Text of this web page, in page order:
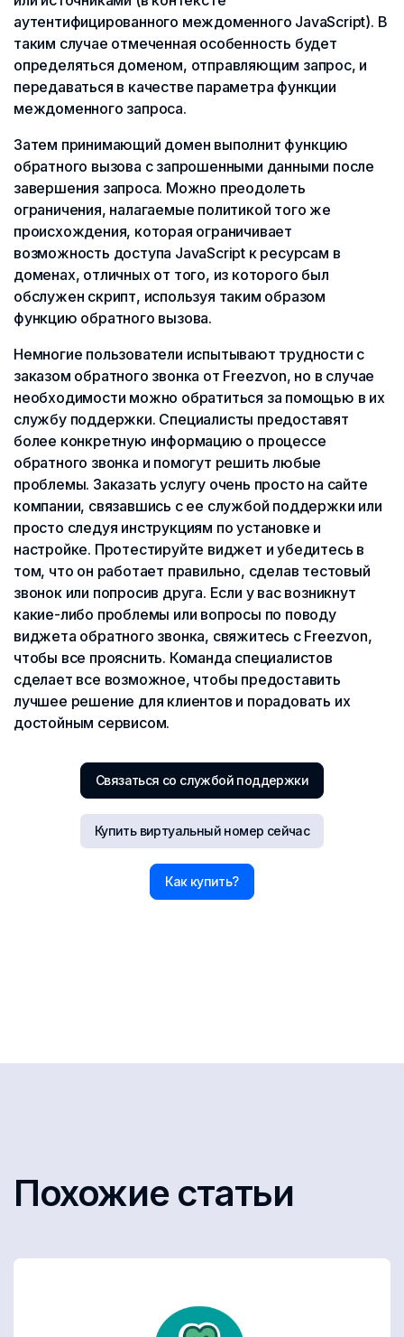
аутентифицированного междоменного JavaScript). В
таким случае отмеченная особенность будет
определяться доменом, отправляющим запрос, и
передаваться в качестве параметра функции
междоменного запроса.
Затем принимающий домен выполнит функцию
обратного вызова с запрошенными данными после
завершения запроса. Можно преодолеть
ограничения, налагаемые политикой того же
происхождения, которая ограничивает
возможность доступа JavaScript к ресурсам в
доменах, отличных от того, из которого был
обслужен скрипт, используя таким образом
функцию обратного вызова.
Немногие пользователи испытывают трудности с
заказом обратного звонка от Freezvon, но в случае
необходимости можно обратиться за помощью в их
службу поддержки. Специалисты предоставят
более конкретную информацию о процессе
обратного звонка и помогут решить любые
проблемы. Заказать услугу очень просто на сайте
компании, связавшись с ее службой поддержки или
просто следуя инструкциям по установке и
настройке. Протестируйте виджет и убедитесь в
том, что он работает правильно, сделав тестовый
звонок или попросив друга. Если у вас возникнут
какие-либо проблемы или вопросы по поводу
виджета обратного звонка, свяжитесь с Freezvon,
чтобы все прояснить. Команда специалистов
сделает все возможное, чтобы предоставить
лучшее решение для клиентов и порадовать их
достойным сервисом.
Связаться со службой поддержки
Купить виртуальный номер сейчас
Как купить?
Похожие статьи